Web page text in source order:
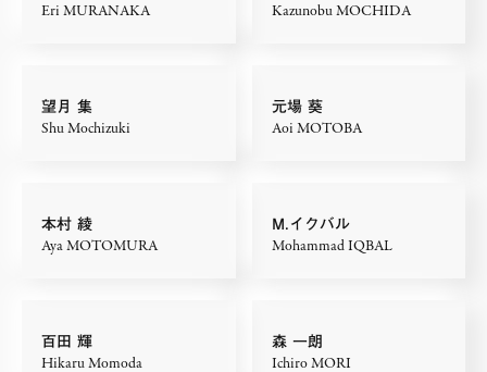
Eri MURANAKA Kazunobu MOCHIDA
望月 集
Shu Mochizuki
元場 葵
Aoi MOTOBA
本村 綾
Aya MOTOMURA
M.イクバル
Mohammad IQBAL
百田 輝
Hikaru Momoda
森 一朗
Ichiro MORI